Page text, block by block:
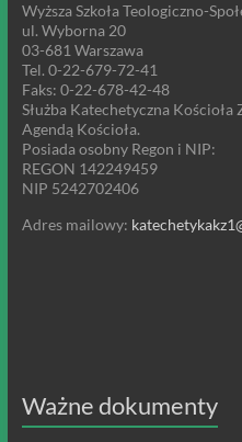
Wyższa Szkoła Teologiczno-
ul. Wyborna 20
03-681 Warszawa
Tel. 0-22-679-72-41
Faks: 0-22-678-42-48
Służba Katechetyczna
Agendą Kościoła.
Posiada osobny Regon i NIP:
REGON 142249459
NIP 5242702406
Adres mailowy:
Ważne dokumenty